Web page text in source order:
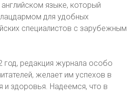
языке, который
для удобных
специалистов с зарубежным
год, редакция журнала особо
желает им успехов в
и здоровья. Надеемся, что в